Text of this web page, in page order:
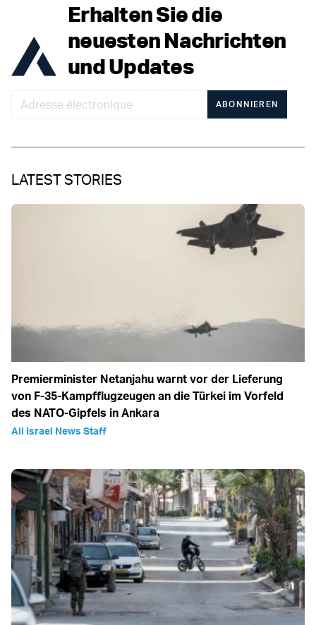
Erhalten Sie die
neuesten Nachrichten
und Updates
ABONNIEREN
LATEST STORIES
Premierminister Netanjahu warnt vor der Lieferung
von F-35-Kampfflugzeugen an die Türkei im Vorfeld
des NATO-Gipfels in Ankara
All Israel News Staff